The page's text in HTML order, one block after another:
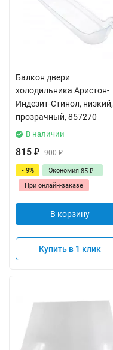
Балкон двери
холодильника Аристон-
Индезит-Стинол, низкий,
прозрачный, 857270
В наличии
815 ₽ 900₽
- 9% Экономия 85 ₽
При онлайн-заказе
В корзину
Купить в 1 клик